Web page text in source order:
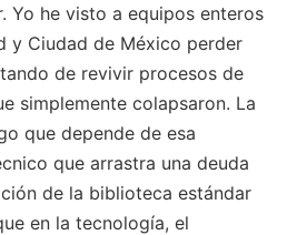
Yo he visto a equipos enteros
y Ciudad de México perder
de revivir procesos de
simplemente colapsaron. La
que depende de esa
que arrastra una deuda
de la biblioteca estándar
en la tecnología, el